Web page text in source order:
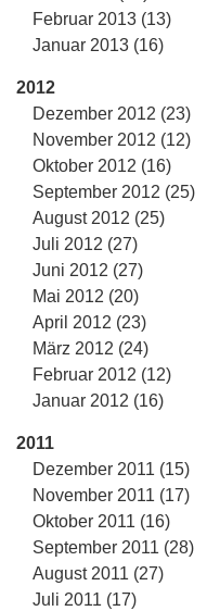
Februar 2013 (13)
Januar 2013 (16)
2012
Dezember 2012 (23)
November 2012 (12)
Oktober 2012 (16)
September 2012 (25)
August 2012 (25)
Juli 2012 (27)
Juni 2012 (27)
Mai 2012 (20)
April 2012 (23)
März 2012 (24)
Februar 2012 (12)
Januar 2012 (16)
2011
Dezember 2011 (15)
November 2011 (17)
Oktober 2011 (16)
September 2011 (28)
August 2011 (27)
Juli 2011 (17)